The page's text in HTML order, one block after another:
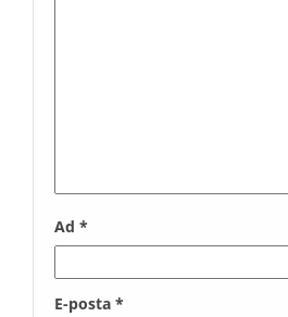
Ad *
E-posta *